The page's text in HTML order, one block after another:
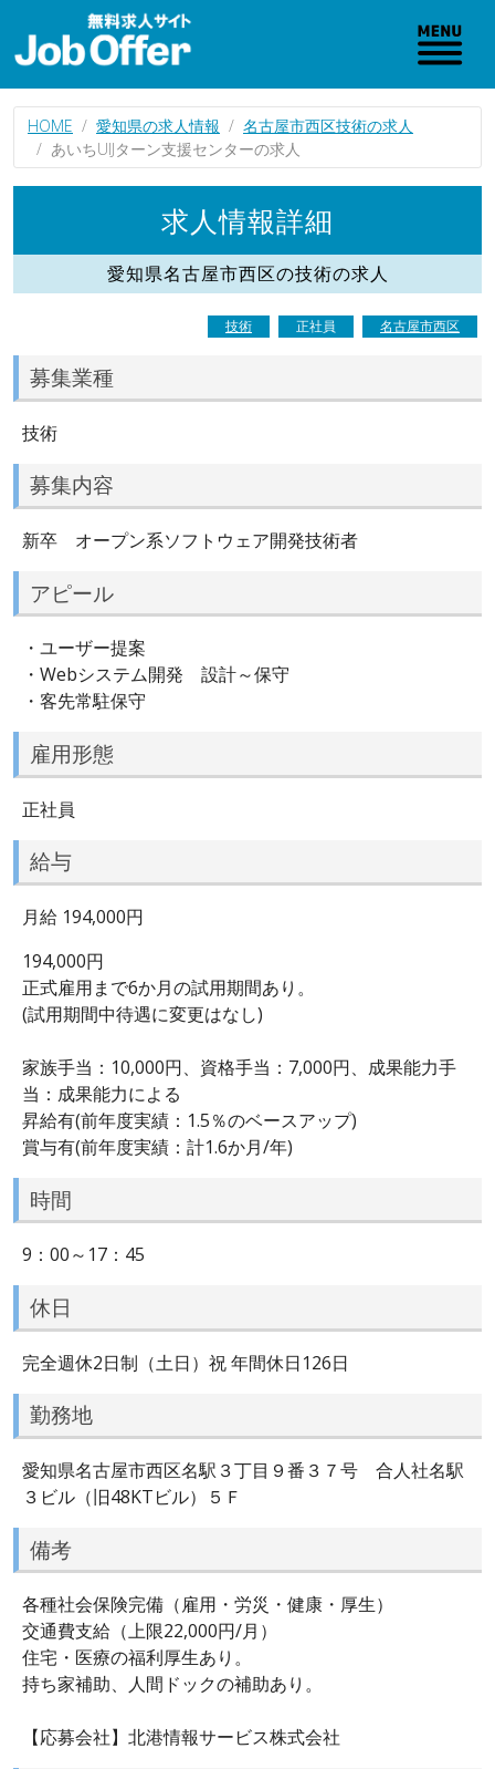
HOME 愛知県の求人情報
名古屋市西区技術の求人
あいちUIJターン支援センターの求人
求人情報詳細
愛知県名古屋市西区の技術の求人
技術 正社員 名古屋市西区
募集業種
技術
募集内容
新卒 オープン系ソフトウェア開発技術者
アピール
・ユーザー提案
・Webシステム開発 設計～保守
・客先常駐保守
雇用形態
正社員
給与
月給 194,000円
194,000円
正式雇用まで6か月の試用期間あり。
(試用期間中待遇に変更はなし)
家族手当：10,000円、資格手当：7,000円、成果能力手
当：成果能力による
昇給有(前年度実績：1.5％のベースアップ)
賞与有(前年度実績：計1.6か月/年)
時間
9：00～17：45
休日
完全週休2日制（土日）祝 年間休日126日
勤務地
愛知県名古屋市西区名駅３丁目９番３７号 合人社名駅
３ビル（旧48KTビル）５Ｆ
備考
各種社会保険完備（雇用・労災・健康・厚生）
交通費支給（上限22,000円/月）
住宅・医療の福利厚生あり。
持ち家補助、人間ドックの補助あり。
【応募会社】北港情報サービス株式会社